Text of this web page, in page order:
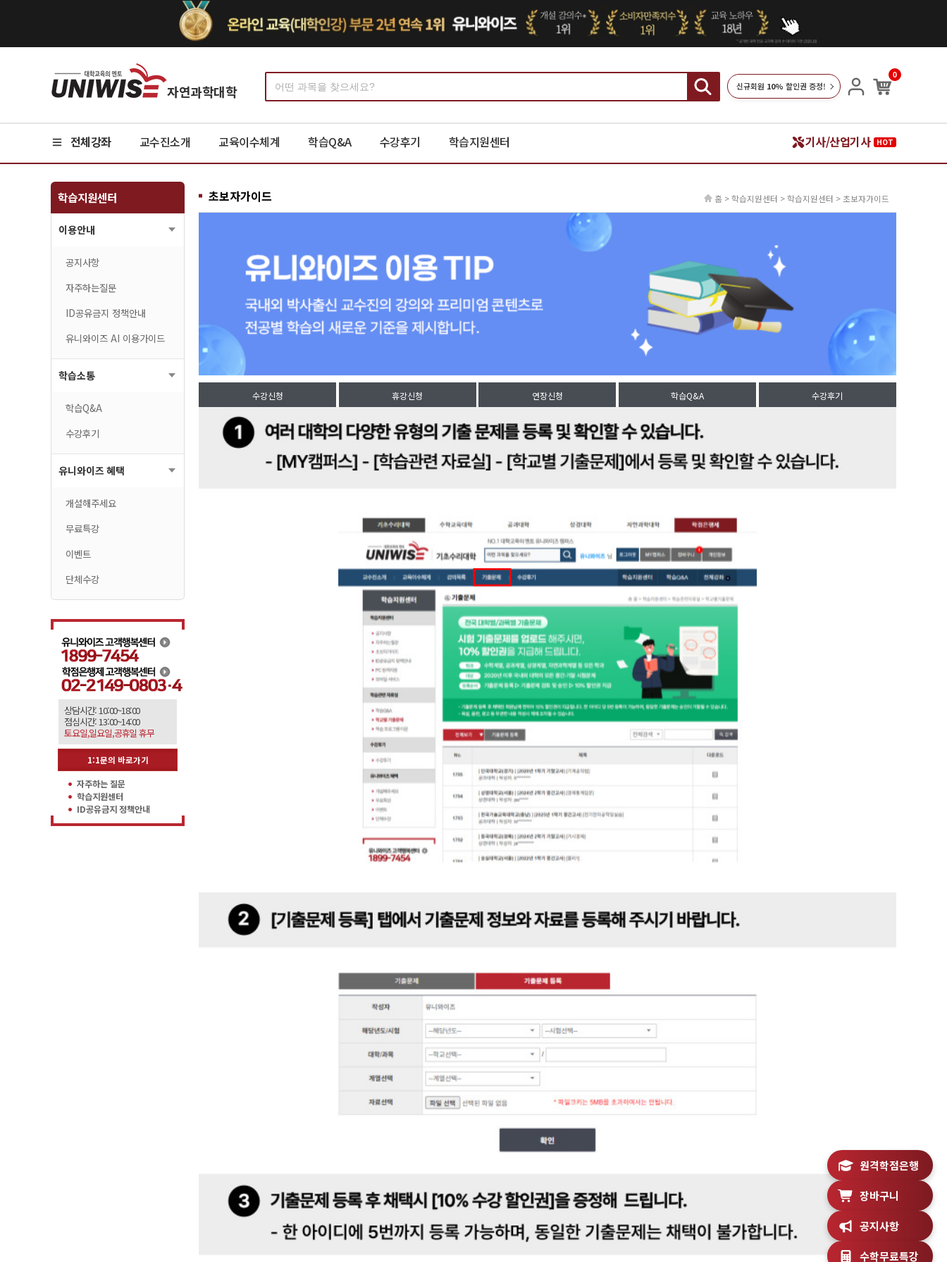
자연과학대학 신규회원 10% 할인권 증정!
0
전체강좌 교수진소개 교육이수체계 학습Q&A 수강후기 학습지원센터 기사/산업기사 HOT
원격학점은행
장바구니
공지사항
수학무료특강
학습지원센터
이용안내
공지사항
자주하는질문
ID공유금지 정책안내
유니와이즈 AI 이용가이드
학습소통
학습Q&A
수강후기
유니와이즈 혜택
개설해주세요
무료특강
이벤트
단체수강
상담시간: 10:00~18:00
점심시간: 13:00~14:00
토요일,일요일,공휴일 휴무
1:1문의 바로가기
자주하는 질문
학습지원센터
ID공유금지 정책안내
초보자가이드 홈 > 학습지원센터 > 학습지원센터 > 초보자가이드
수강신청 휴강신청 연장신청 학습Q&A 수강후기